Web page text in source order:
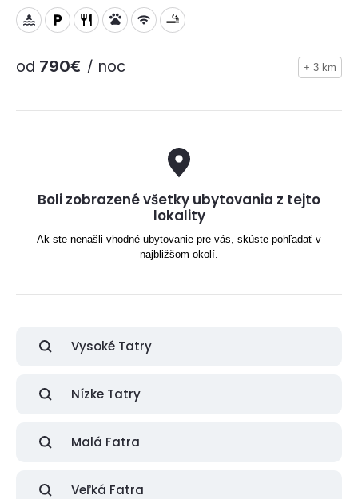
od 790€ / noc + 3 km
Boli zobrazené všetky ubytovania z tejto
lokality
Ak ste nenašli vhodné ubytovanie pre vás, skúste pohľadať v
najbližšom okolí.
Vysoké Tatry
Nízke Tatry
Malá Fatra
Veľká Fatra